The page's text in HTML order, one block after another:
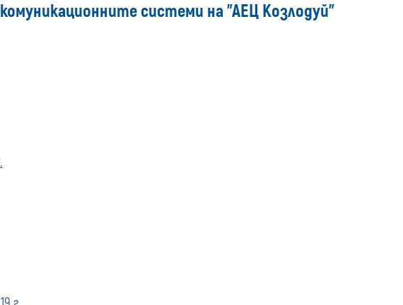
системи на "АЕЦ Козлодуй"